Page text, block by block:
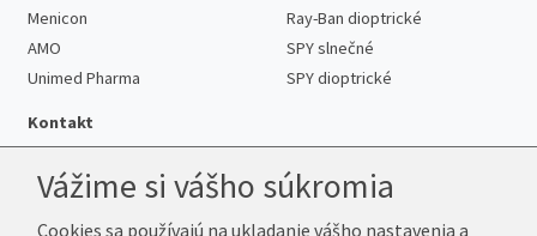
Menicon
AMO
Unimed Pharma
Ray-Ban dioptrické
SPY slnečné
SPY dioptrické
Kontakt
Vážime si vášho súkromia
Cookies sa používajú na ukladanie vášho nastavenia a